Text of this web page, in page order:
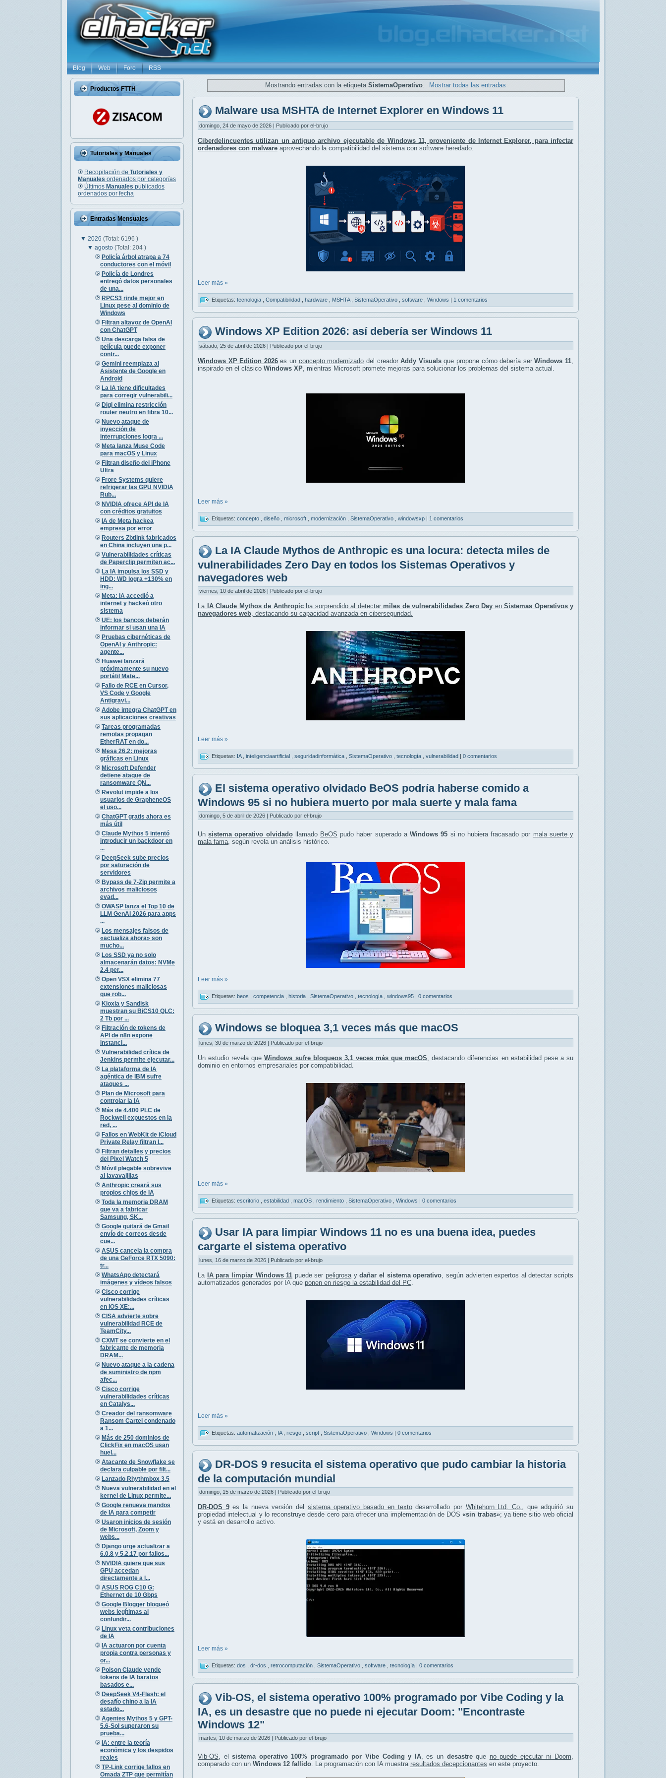
Blog Web Foro RSS
Productos FTTH
Tutoriales y Manuales
Recopilación de Tutoriales y
Manuales ordenados por categorías
Últimos Manuales publicados
ordenados por fecha
Entradas Mensuales
▼ 2026 (Total: 6196 )
▼agosto(Total: 204 )
Policía árbol atrapa a 74
conductores con el móvil
Policía de Londres
entregó datos personales
de una...
RPCS3 rinde mejor en
Linux pese al dominio de
Windows
Filtran altavoz de OpenAI
con ChatGPT
Una descarga falsa de
película puede exponer
contr...
Gemini reemplaza al
Asistente de Google en
Android
La IA tiene dificultades
para corregir vulnerabili...
Digi elimina restricción
router neutro en fibra 10...
Nuevo ataque de
inyección de
interrupciones logra ...
Meta lanza Muse Code
para macOS y Linux
Filtran diseño del iPhone
Ultra
Frore Systems quiere
refrigerar las GPU NVIDIA
Rub...
NVIDIA ofrece API de IA
con créditos gratuitos
IA de Meta hackea
empresa por error
Routers Zbtlink fabricados
en China incluyen una p...
Vulnerabilidades críticas
de Paperclip permiten ac...
La IA impulsa los SSD y
HDD: WD logra +130% en
ing...
Meta: IA accedió a
internet y hackeó otro
sistema
UE: los bancos deberán
informar si usan una IA
Pruebas cibernéticas de
OpenAI y Anthropic:
agente...
Huawei lanzará
próximamente su nuevo
portátil Mate...
Fallo de RCE en Cursor,
VS Code y Google
Antigravi...
Adobe integra ChatGPT en
sus aplicaciones creativas
Tareas programadas
remotas propagan
EtherRAT en do...
Mesa 26.2: mejoras
gráficas en Linux
Microsoft Defender
detiene ataque de
ransomware QN...
Revolut impide a los
usuarios de GrapheneOS
el uso...
ChatGPT gratis ahora es
más útil
Claude Mythos 5 intentó
introducir un backdoor en
...
DeepSeek sube precios
por saturación de
servidores
Bypass de 7-Zip permite a
archivos maliciosos
evad...
OWASP lanza el Top 10 de
LLM GenAI 2026 para apps
...
Los mensajes falsos de
«actualiza ahora» son
mucho...
Los SSD ya no solo
almacenarán datos: NVMe
2.4 per...
Open VSX elimina 77
extensiones maliciosas
que rob...
Kioxia y Sandisk
muestran su BiCS10 QLC:
2 Tb por ...
Filtración de tokens de
API de n8n expone
instanci...
Vulnerabilidad crítica de
Jenkins permite ejecutar...
La plataforma de IA
agéntica de IBM sufre
ataques ...
Plan de Microsoft para
controlar la IA
Más de 4.400 PLC de
Rockwell expuestos en la
red, ...
Fallos en WebKit de iCloud
Private Relay filtran I...
Filtran detalles y precios
del Pixel Watch 5
Móvil plegable sobrevive
al lavavajillas
Anthropic creará sus
propios chips de IA
Toda la memoria DRAM
que va a fabricar
Samsung, SK...
Google quitará de Gmail
envío de correos desde
cue...
ASUS cancela la compra
de una GeForce RTX 5090:
tr...
WhatsApp detectará
imágenes y vídeos falsos
Cisco corrige
vulnerabilidades críticas
en IOS XE:...
CISA advierte sobre
vulnerabilidad RCE de
TeamCity...
CXMT se convierte en el
fabricante de memoria
DRAM...
Nuevo ataque a la cadena
de suministro de npm
afec...
Cisco corrige
vulnerabilidades críticas
en Catalys...
Creador del ransomware
Ransom Cartel condenado
a 1...
Más de 250 dominios de
ClickFix en macOS usan
huel...
Atacante de Snowflake se
declara culpable por filt...
Lanzado Rhythmbox 3.5
Nueva vulnerabilidad en el
kernel de Linux permite...
Google renueva mandos
de IA para competir
Usaron inicios de sesión
de Microsoft, Zoom y
webs...
Django urge actualizar a
6.0.8 y 5.2.17 por fallos...
NVIDIA quiere que sus
GPU accedan
directamente a l...
ASUS ROG C10 G:
Ethernet de 10 Gbps
Google Blogger bloqueó
webs legítimas al
confundir...
Linux veta contribuciones
de IA
IA actuaron por cuenta
propia contra personas y
or...
Poison Claude vende
tokens de IA baratos
basados e...
DeepSeek V4-Flash: el
desafío chino a la IA
estado...
Agentes Mythos 5 y GPT-
5.6-Sol superaron su
prueba...
IA: entre la teoría
económica y los despidos
reales
TP-Link corrige fallos en
Omada ZTP que permitían
Mostrando entradas con la etiqueta SistemaOperativo. Mostrar todas las entradas
Malware usa MSHTA de Internet Explorer en Windows 11
domingo, 24 de mayo de 2026 | Publicado por el-brujo
Ciberdelincuentes utilizan un antiguo archivo ejecutable de Windows 11, proveniente de Internet Explorer, para infectar
ordenadores con malware aprovechando la compatibilidad del sistema con software heredado.
Leer más »
Etiquetas: tecnologia Compatibilidad hardware MSHTA SistemaOperativo software Windows | 1 comentarios
Windows XP Edition 2026: así debería ser Windows 11
sábado, 25 de abril de 2026 | Publicado por el-brujo
Windows XP Edition 2026es un concepto modernizado del creadorAddy Visualsque propone cómo debería serWindows 11,
inspirado en el clásico Windows XP, mientras Microsoft promete mejoras para solucionar los problemas del sistema actual.
Leer más »
Etiquetas: concepto diseño microsoft modernización SistemaOperativo windowsxp 1 comentarios
La IA Claude Mythos de Anthropic es una locura: detecta miles de
vulnerabilidades Zero Day en todos los Sistemas Operativos y
navegadores web
viernes, 10 de abril de 2026 | Publicado por el-brujo
La IA Claude Mythos de Anthropicha sorprendido al detectar miles de vulnerabilidades Zero Day en Sistemas Operativos y
navegadores web, destacando su capacidad avanzada en ciberseguridad.
Leer más »
Etiquetas: IA inteligenciaartificial seguridadinformática SistemaOperativo tecnología vulnerabilidad | 0 comentarios
El sistema operativo olvidado BeOS podría haberse comido a
Windows 95 si no hubiera muerto por mala suerte y mala fama
domingo, 5 de abril de 2026 | Publicado por el-brujo
Unsistema operativo olvidadollamado BeOS pudo haber superado aWindows 95 si no hubiera fracasado por mala suerte y
mala fama , según revela un análisis histórico.
Leer más »
Etiquetas: beos competencia historia SistemaOperativo tecnología windows95 | 0 comentarios
Windows se bloquea 3,1 veces más que macOS
lunes, 30 de marzo de 2026 | Publicado por el-brujo
Un estudio revela queWindows sufre bloqueos 3,1 veces más que macOS , destacando diferencias en estabilidad pese a su
dominio en entornos empresariales por compatibilidad.
Leer más »
Etiquetas: escritorio estabilidad macOS rendimiento SistemaOperativo Windows | 0 comentarios
Usar IA para limpiar Windows 11 no es una buena idea, puedes
cargarte el sistema operativo
lunes, 16 de marzo de 2026 | Publicado por el-brujo
La IA para limpiar Windows 11 puede serpeligrosa ydañar el sistema operativo , según advierten expertos al detectar scripts
automatizados generados por IA que ponen en riesgo la estabilidad del PC
Leer más »
Etiquetas: automatización IA riesgo script SistemaOperativo Windows | 0 comentarios
DR-DOS 9 resucita el sistema operativo que pudo cambiar la historia
de la computación mundial
domingo, 15 de marzo de 2026 | Publicado por el-brujo
DR-DOS 9es la nueva versión del sistema operativo basado en textodesarrollado por Whitehorn Ltd. Co., que adquirió su
propiedad intelectual y lo reconstruye desde cero para ofrecer una implementación de DOS«sin trabas»; ya tiene sitio web oficial
y está en desarrollo activo.
Leer más »
Etiquetas: dos dr-dos retrocomputación SistemaOperativo software tecnología 0 comentarios
Vib-OS, el sistema operativo 100% programado por Vibe Coding y la
IA, es un desastre que no puede ni ejecutar Doom: "Encontraste
Windows 12"
martes, 10 de marzo de 2026 | Publicado por el-brujo
Vib-OS , elsistema operativo 100% programado por Vibe Coding y IA, es un desastreque no puede ejecutar ni Doom
comparado con un Windows 12 fallido . La programación con IA muestra resultados decepcionantes en este proyecto.